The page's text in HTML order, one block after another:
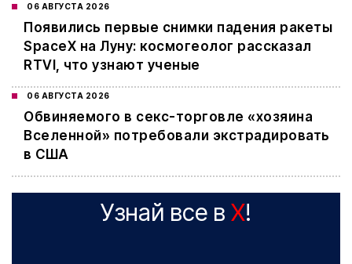
06 АВГУСТА 2026
Появились первые снимки падения ракеты
SpaceX на Луну: космогеолог рассказал
RTVI, что узнают ученые
06 АВГУСТА 2026
Обвиняемого в секс-торговле «хозяина
Вселенной» потребовали экстрадировать
в США
Узнай все в X!